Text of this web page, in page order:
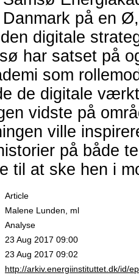
på en
digitale
har satset på
som
de digitale
vidste på
ville
på både
til at ske hen i
Article
Malene Lunden, ml
Analyse
23 Aug 2017 09:00
23 Aug 2017 09:02
http://arkiv.energiinstituttet.dk/id/